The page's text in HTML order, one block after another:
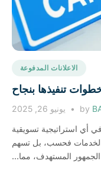
الاعلانات المدفوعة
تنفيذها بنجاح
by
يونيو 26, 2025
أي استراتيجية تسويقية
فحسب، بل تسهم
الجمهور المستهدف، مما...